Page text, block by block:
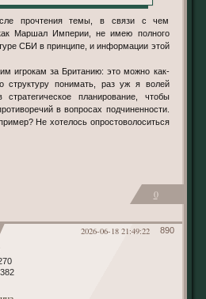
прочтения темы, в связи с чем
Маршал Империи, не имею полного
СБИ в принципе, и информации этой
игрокам за Британию: это можно как-
структуру понимать, раз уж я волей
планирование, чтобы
в вопросах подчиненности.
Не хотелось опростоволоситься
0
890
2026-06-18 21:49:22